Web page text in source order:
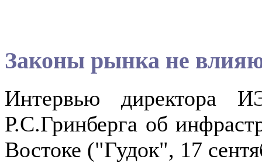
Законы рынка не
Интервью директора
Р.С.Гринберга об
Востоке ("Гудок", 17